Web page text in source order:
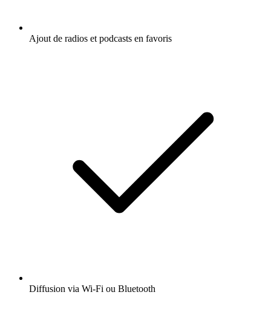
Ajout de radios et podcasts en favoris
Diffusion via Wi-Fi ou Bluetooth